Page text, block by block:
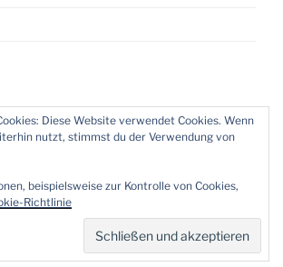
Stolz präsentiert von WordPress
Diese Website verwendet Cookies. Wenn
nutzt, stimmst du der Verwendung von
beispielsweise zur Kontrolle von Cookies,
Richtlinie